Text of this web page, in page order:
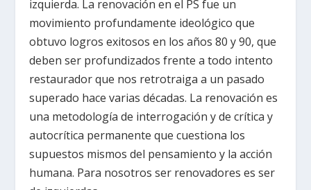
izquierda. La renovación en el PS fue un
movimiento profundamente ideológico que
obtuvo logros exitosos en los años 80 y 90, que
deben ser profundizados frente a todo intento
restaurador que nos retrotraiga a un pasado
superado hace varias décadas. La renovación es
una metodología de interrogación y de crítica y
autocrítica permanente que cuestiona los
supuestos mismos del pensamiento y la acción
humana. Para nosotros ser renovadores es ser